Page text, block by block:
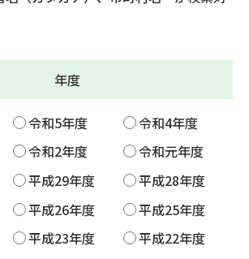
年度
令和5年度
令和4年度
令和2年度
令和元年度
平成29年度
平成28年度
平成26年度
平成25年度
平成23年度
平成22年度